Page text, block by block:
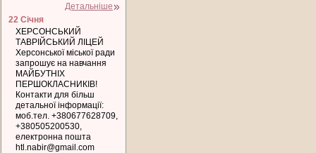
Детальніше
22 Січня
ХЕРСОНСЬКИЙ
ТАВРІЙСЬКИЙ ЛІЦЕЙ
Херсонської міської ради
запрошує на навчання
МАЙБУТНІХ
ПЕРШОКЛАСНИКІВ!
Контакти для більш
детальної інформації:
моб.тел. +380677628709,
+380505200530,
електронна пошта
htl.nabir@gmail.com